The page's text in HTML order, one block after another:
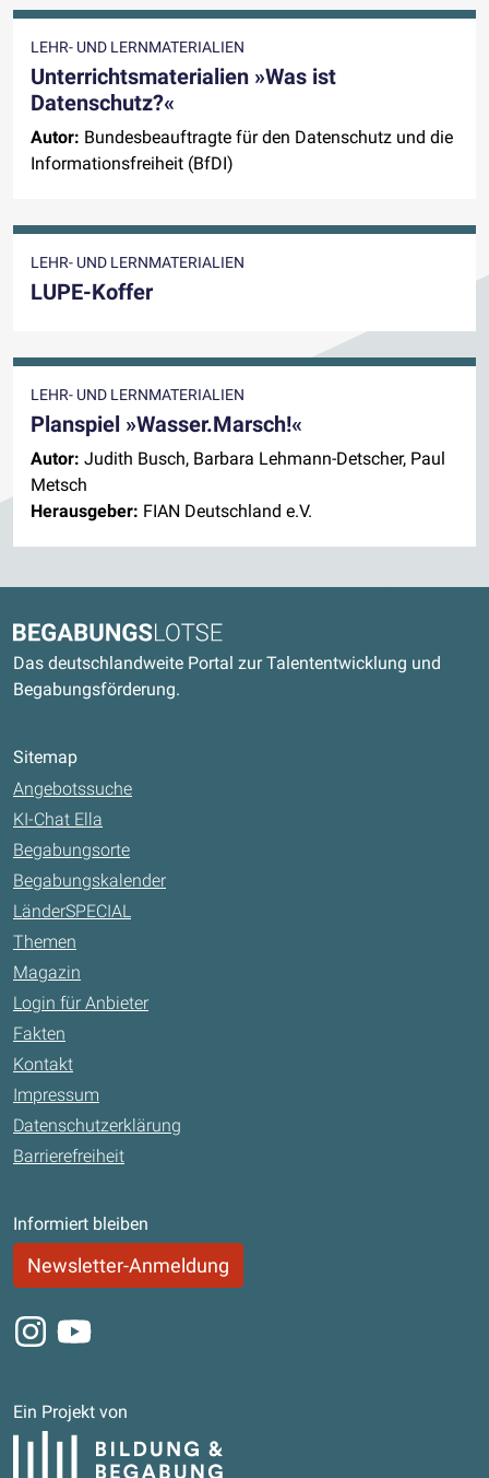
LEHR- UND LERNMATERIALIEN
Unterrichtsmaterialien »Was ist
Datenschutz?«
Autor: Bundesbeauftragte für den Datenschutz und die
Informationsfreiheit (BfDI)
LEHR- UND LERNMATERIALIEN
LUPE-Koffer
LEHR- UND LERNMATERIALIEN
Planspiel »Wasser.Marsch!«
Autor: Judith Busch, Barbara Lehmann-Detscher, Paul
Metsch
Herausgeber: FIAN Deutschland e.V.
Begabungslotse
Das deutschlandweite Portal zur Talententwicklung und
Begabungsförderung.
Sitemap
Angebotssuche
KI-Chat Ella
Begabungsorte
Begabungskalender
LänderSPECIAL
Themen
Magazin
Login für Anbieter
Fakten
Kontakt
Impressum
Datenschutzerklärung
Barrierefreiheit
Informiert bleiben
Newsletter-Anmeldung
Instagram
Youtube
Ein Projekt von
Bildung und Begabung